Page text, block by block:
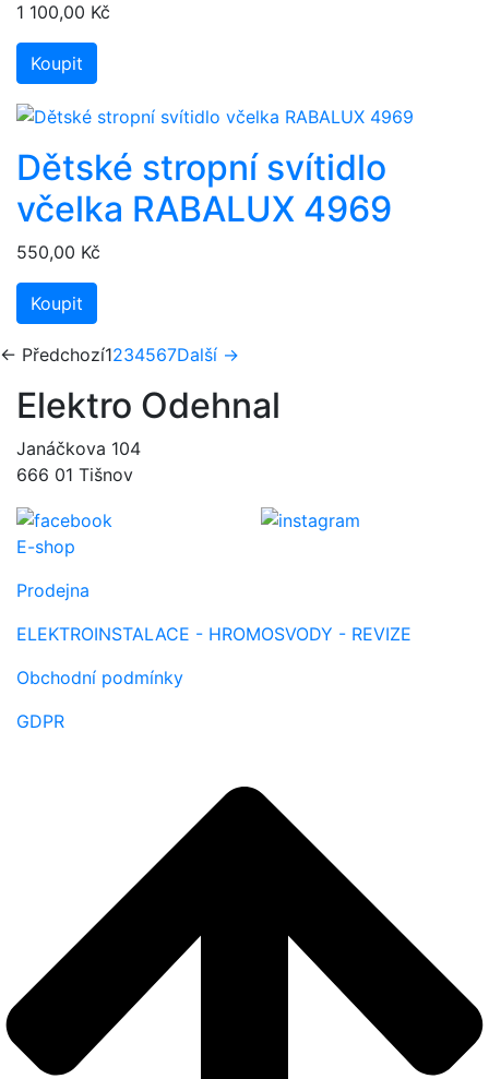
1 100,00 Kč
Koupit
Dětské stropní svítidlo
včelka RABALUX 4969
550,00 Kč
Koupit
← Předchozí1(aktuální)
234567Další →
Elektro Odehnal
Janáčkova 104
666 01 Tišnov
E-shop
Prodejna
ELEKTROINSTALACE - HROMOSVODY - REVIZE
Obchodní podmínky
GDPR